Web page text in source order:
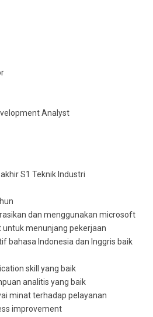
Analyst
S1 Teknik Industri
dan menggunakan microsoft
untuk menunjang pekerjaan
bahasa Indonesia dan Inggris baik
skill yang baik
analitis yang baik
minat terhadap pelayanan
improvement